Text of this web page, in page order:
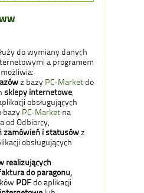
do wymiany danych
a programem
z bazy PC-Marketdo
sklepy internetowe
obsługujących
bazy PC-Market na
od Odbiorcy,
zamówień i statusówz
obsługujących
realizujących
do paragonu,
PDFdo aplikacji